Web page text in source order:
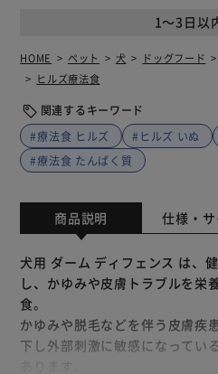
1～3日以
HOME ペット 犬 ドッグフード
ヒルズ療法食
関連するキーワード
#療法食 ヒルズ
#ヒルズ いぬ
#療法食 たんぱく質
商品説明 仕様・
犬用 ダーム ディフェンス は、
し、かゆみや皮膚トラブルを栄
食。
かゆみや脱毛などを伴う皮膚疾
下し外部刺激に敏感になってい